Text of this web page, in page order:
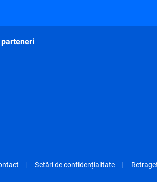
Setări de confidențialitate